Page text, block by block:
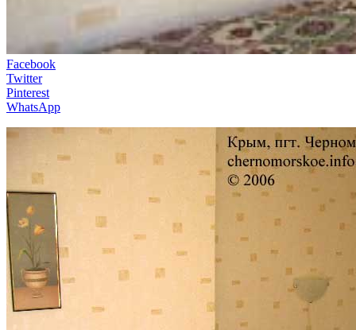
Facebook
Twitter
Pinterest
WhatsApp